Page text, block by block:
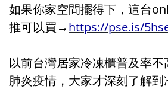
如果你家空間擺得下，這台
推可以買→https://pse.is/
以前台灣居家冷凍櫃普及率
肺炎疫情，大家才深刻了解到